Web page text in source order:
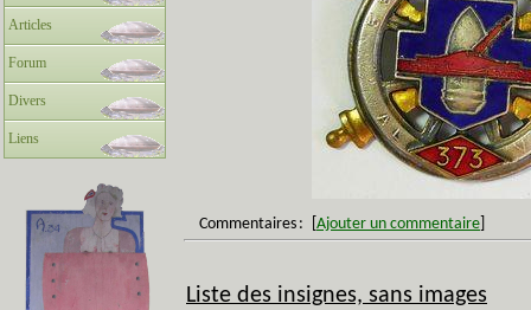
Articles
Forum
Divers
Liens
Commentaires : Ajouter un commentaire
Liste des insignes, sans images